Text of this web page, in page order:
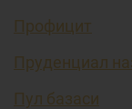
Профицит
Пруденциал
Пул базаси